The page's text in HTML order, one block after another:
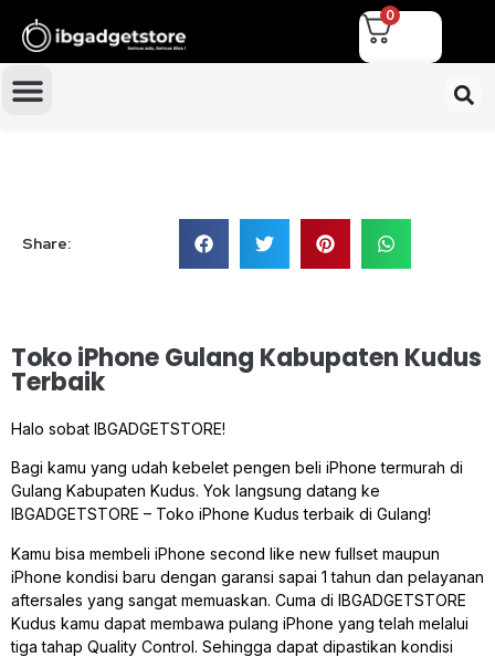
0
Share:
Toko iPhone Gulang Kabupaten Kudus
Terbaik
Halo sobat IBGADGETSTORE!
Bagi kamu yang udah kebelet pengen beli iPhone termurah di
Gulang Kabupaten Kudus. Yok langsung datang ke
IBGADGETSTORE – Toko iPhone Kudus terbaik di Gulang!
Kamu bisa membeli iPhone second like new fullset maupun
iPhone kondisi baru dengan garansi sapai 1 tahun dan pelayanan
aftersales yang sangat memuaskan. Cuma di IBGADGETSTORE
Kudus kamu dapat membawa pulang iPhone yang telah melalui
tiga tahap Quality Control. Sehingga dapat dipastikan kondisi